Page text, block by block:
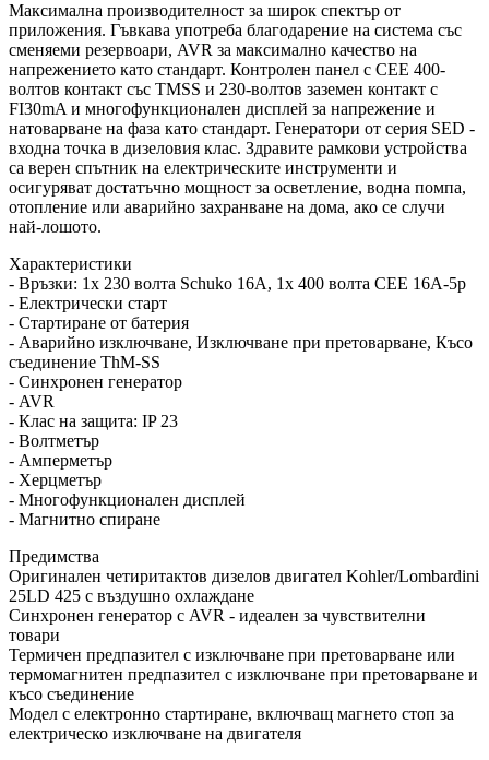
Максимална производителност за широк спектър от
приложения. Гъвкава употреба благодарение на система със
сменяеми резервоари, AVR за максимално качество на
напрежението като стандарт. Контролен панел с CEE 400-
волтов контакт със TMSS и 230-волтов заземен контакт с
FI30mA и многофункционален дисплей за напрежение и
натоварване на фаза като стандарт. Генератори от серия SED -
входна точка в дизеловия клас. Здравите рамкови устройства
са верен спътник на електрическите инструменти и
осигуряват достатъчно мощност за осветление, водна помпа,
отопление или аварийно захранване на дома, ако се случи
най-лошото.
Характеристики
- Връзки: 1x 230 волта Schuko 16A, 1x 400 волта CEE 16A-5p
- Електрически старт
- Стартиране от батерия
- Аварийно изключване, Изключване при претоварване, Късо
съединение ThM-SS
- Синхронен генератор
- AVR
- Клас на защита: IP 23
- Волтметър
- Амперметър
- Херцметър
- Многофункционален дисплей
- Магнитно спиране
Предимства
Оригинален четиритактов дизелов двигател Kohler/Lombardini
25LD 425 с въздушно охлаждане
Синхронен генератор с AVR - идеален за чувствителни
товари
Термичен предпазител с изключване при претоварване или
термомагнитен предпазител с изключване при претоварване и
късо съединение
Модел с електронно стартиране, включващ магнето стоп за
електрическо изключване на двигателя